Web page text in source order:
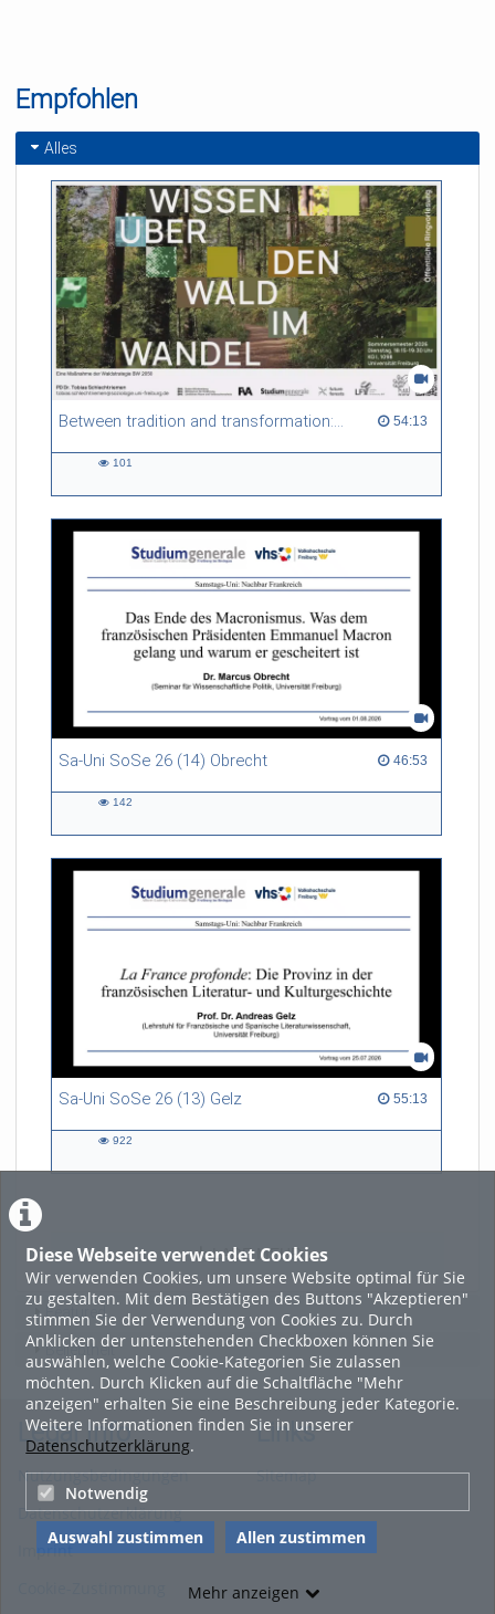
Diese Webseite verwendet Cookies
Wir verwenden Cookies, um unsere Website optimal für Sie
zu gestalten. Mit dem Bestätigen des Buttons "Akzeptieren"
stimmen Sie der Verwendung von Cookies zu. Durch
Anklicken der untenstehenden Checkboxen können Sie
auswählen, welche Cookie-Kategorien Sie zulassen
möchten. Durch Klicken auf die Schaltfläche "Mehr
anzeigen" erhalten Sie eine Beschreibung jeder Kategorie.
Weitere Informationen finden Sie in unserer
Datenschutzerklärung.
Notwendig
Auswahl zustimmen Allen zustimmen
Mehr anzeigen
Empfohlen
Alles
Between tradition and transformation: how owners, advisers and institutions co-create knowledge for resilient forests in Europe 54:13
54:13 duration
101
Sa-Uni SoSe 26 (14) Obrecht 46:53
46:53 duration
142
Sa-Uni SoSe 26 (13) Gelz 55:13
55:13 duration
922
LADE MEHR
Featured
Beliebtheit
Legal Info
Nutzungsbedingungen
Datenschutzerklärung
Imprint
Links
Sitemap